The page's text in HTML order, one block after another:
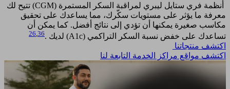
أنظمة فري ستايل ليبري لمراقبة السكر المستمرة (CGM) تتيح لك
معرفة ما يؤثر على مستويات سكّرك، مما يساعدك على تحقيق
مكاسب صغيرة يمكنها أن تؤدي إلى نتائج أفضل. كما يمكن أن
تساعدك على خفض نسبة السكر التراكمي (A1c) لديك .
26 36
اكتشف منتجاتنا
اكتشف مواقع مراكز الخدمة التابعة لنا​